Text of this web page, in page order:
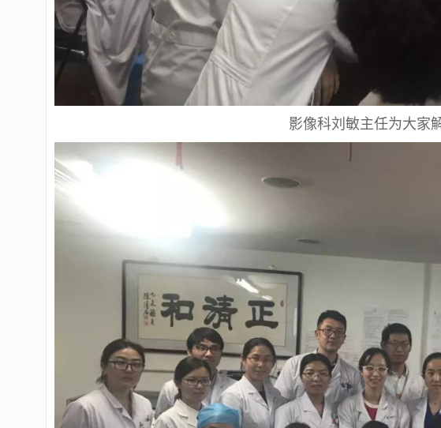
影像科刘敏主任为大家